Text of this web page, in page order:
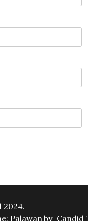
2024.
Palawan by Candid